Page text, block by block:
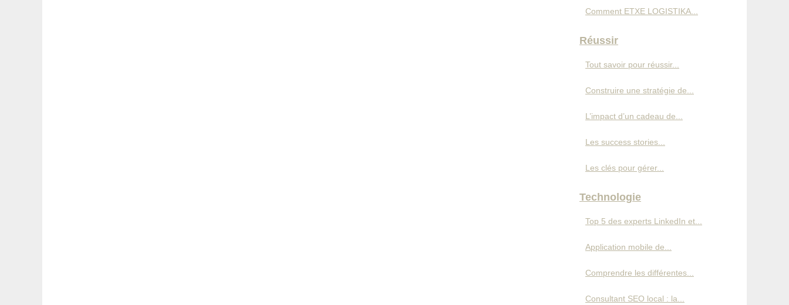
Comment ETXE LOGISTIKA...
Réussir
Tout savoir pour réussir...
Construire une stratégie de...
L’impact d’un cadeau de...
Les success stories...
Les clés pour gérer...
Technologie
Top 5 des experts LinkedIn et...
Application mobile de...
Comprendre les différentes...
Consultant SEO local : la...